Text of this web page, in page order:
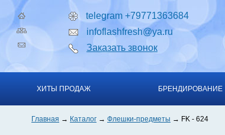
telegram +79771363684
infoflashfresh@ya.ru
Заказать звонок
ХИТЫ ПРОДАЖ БРЕНДИРОВАНИЕ
Главная Каталог Флешки-предметы FK - 624